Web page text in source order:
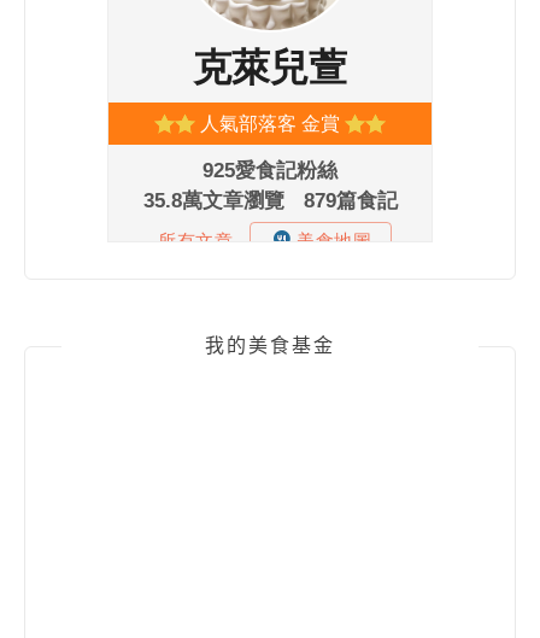
我的美食基金